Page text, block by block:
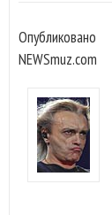
Опубликовано
NEWSmuz.com